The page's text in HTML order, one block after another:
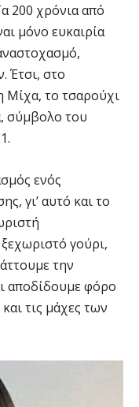
200 χρόνια από
μόνο ευκαιρία
Έτσι, στο
Μίχα, το τσαρούχι
σύμβολο του
ενός
γι’ αυτό και το
γούρι,
την
αποδίδουμε φόρο
τις μάχες των